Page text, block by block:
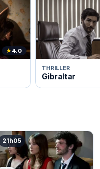
★4.0
THRILLER
Gibraltar
21h05